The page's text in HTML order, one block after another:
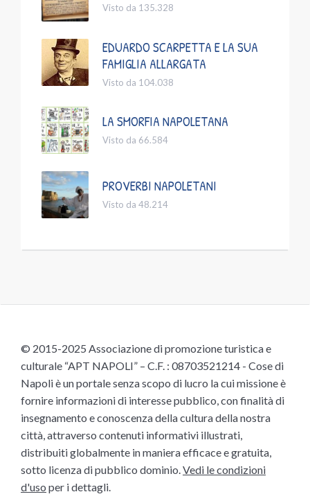
Visto da 135.328
EDUARDO SCARPETTA E LA SUA
FAMIGLIA ALLARGATA
Visto da 104.038
LA SMORFIA NAPOLETANA
Visto da 66.584
PROVERBI NAPOLETANI
Visto da 48.214
© 2015-2025 Associazione di promozione turistica e
culturale “APT NAPOLI” – C.F. : 08703521214 - Cose di
Napoli è un portale senza scopo di lucro la cui missione è
fornire informazioni di interesse pubblico, con finalità di
insegnamento e conoscenza della cultura della nostra
città, attraverso contenuti informativi illustrati,
distribuiti globalmente in maniera efficace e gratuita,
sotto licenza di pubblico dominio. Vedi le condizioni
d'uso per i dettagli.